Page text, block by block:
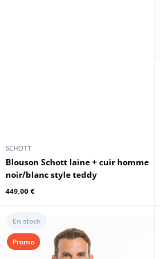
SCHOTT
Blouson Schott laine + cuir homme
noir/blanc style teddy
449,00 €
En stock
Promo